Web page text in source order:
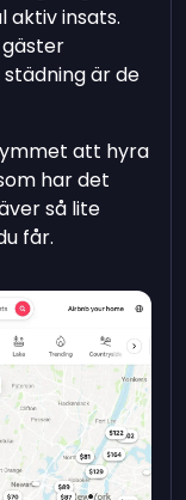
aktiv insats.
är de
att hyra
har det
så lite
får.